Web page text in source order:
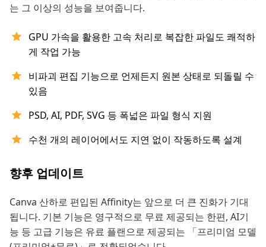
는 그 이상의 성능을 보여줍니다.
GPU 가속을 활용한 고속 처리로 복잡한 파일도 쾌적하
게 작업 가능
비파괴 편집 기능으로 언제든지 원본 상태로 되돌릴 수
있음
PSD, AI, PDF, SVG 등 폭넓은 파일 형식 지원
수천 개의 레이어에서도 지연 없이 작동하도록 설계
향후 업데이트
Canva 산하로 편입된 Affinity는 앞으로 더 큰 진화가 기대
됩니다. 기본 기능은 영구적으로 무료 제공되는 한편, AI기
능 등 고급 기능은 유료 플랜으로 제공되는 「프리미엄 모델